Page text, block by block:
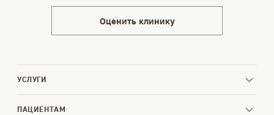
Оценить клинику
УСЛУГИ
ПАЦИЕНТАМ